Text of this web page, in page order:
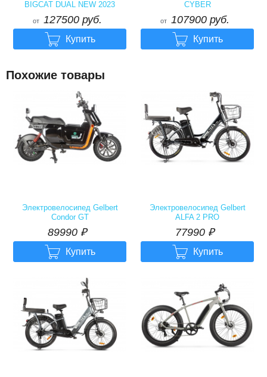
BIGCAT DUAL NEW 2023
127500₽
от 127500 руб.
 Купить
CYBER
107900₽
от 107900 руб.
 Купить
Похожие товары
Электровелосипед Gelbert
Condor GT
89990р.
89990 ₽
 Купить
Электровелосипед Gelbert
ALFA 2 PRO
77990р.
77990 ₽
 Купить